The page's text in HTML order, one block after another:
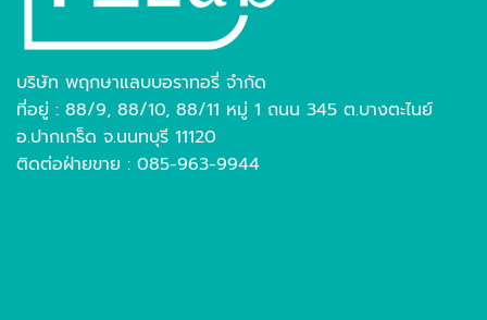
บริษัท พฤกษาแลบบอราทอรี่ จำกัด
ที่อยู่ : 88/9, 88/10, 88/11 หมู่ 1 ถนน 345 ต.บางตะไนย์
อ.ปากเกร็ด จ.นนทบุรี 11120
ติดต่อฝ่ายขาย : 085-963-9944